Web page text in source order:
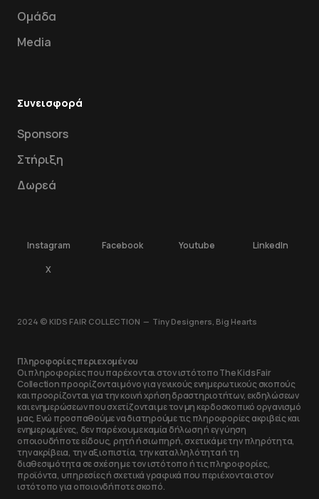
2024 © KIDS FAIR COLLECTION — Tiny Designers, Big Hearts
Instagram Facebook Youtube
LinkedIn
Χ
Ομάδα
Media
Συνεισφορά
Sponsors
Στήριξη
Δωρεά
Πληροφορίες περιεχομένου
Οι πληροφορίες που παρέχονται στον ιστότοπο The Kids Fair
Collection προορίζονται μόνο για γενικούς ενημερωτικούς σκοπούς
και προορίζονται για την κοινή χρήση δραστηριοτήτων, εκδηλώσεων
και ενημερώσεων που σχετίζονται με τον μη κερδοσκοπικό οργανισμό
μας. Ενώ προσπαθούμε να διατηρούμε τις πληροφορίες ακριβείς και
ενημερωμένες, δεν παρέχουμε καμία δήλωση ή εγγύηση
οποιουδήποτε είδους, ρητή ή σιωπηρή, σχετικά με την πληρότητα,
την ακρίβεια, την αξιοπιστία, την καταλληλότητα ή τη
διαθεσιμότητα σε σχέση με τον ιστότοπο ή τις πληροφορίες,
προϊόντα, υπηρεσίες ή σχετικά γραφικά που περιέχονται στον
ιστότοπο για οποιονδήποτε σκοπό.